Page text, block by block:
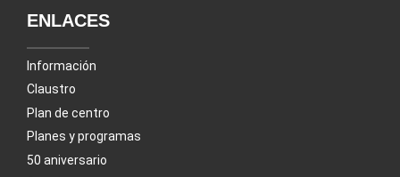
ENLACES
Información
Claustro
Plan de centro
Planes y programas
50 aniversario